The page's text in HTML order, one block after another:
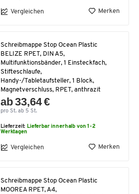
Vergleichen Merken
Schreibmappe Stop Ocean Plastic
BELIZE RPET, DIN A5,
Multifunktionsbänder, 1 Einsteckfach,
Stifteschlaufe,
Handy-/Tabletaufsteller, 1 Block,
Magnetverschluss, RPET, anthrazit
ab 33,64 €
pro St. ab 5 St.
Lieferzeit: Lieferbar innerhalb von 1-2
Werktagen
Vergleichen Merken
Schreibmappe Stop Ocean Plastic
MOOREA RPET, A4,